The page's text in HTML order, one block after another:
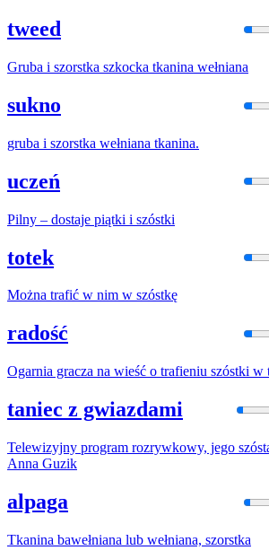
tweed
Gruba i szorstka szkocka tkanina wełniana
sukno
gruba i szorstka wełniana tkanina.
uczeń
Pilny – dostaje piątki i szóstki
totek
Można trafić w nim w szóstkę
radość
Ogarnia gracza na wieść o trafieniu szóstki w
taniec z gwiazdami
Telewizyjny program rozrywkowy, jego
Anna Guzik
alpaga
Tkanina bawełniana lub wełniana, szorstka